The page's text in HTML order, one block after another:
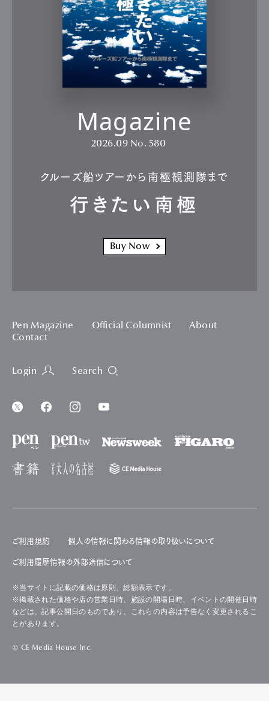
Magazine
2026.09 No. 580
クルーズ船ツアーから南極観測隊まで
行きたい南極
Buy Now
Pen Magazine Official Columnist
About
Contact
Login Search
ご利用規約 個人の情報に関わる情報の取り扱いについて
ご利用履歴情報の外部送信について
※当サイトに記載の価格は原則、総額表示です。
※掲載された価格や店の営業日時、施設の開場日時、イベントの開催日時
などは、記事公開日のものであり、これらの内容は予告なく変更されるこ
とがあります。
© CE Media House Inc.